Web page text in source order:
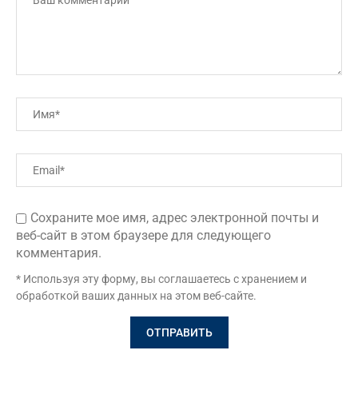
Сохраните мое имя, адрес электронной почты и
веб-сайт в этом браузере для следующего
комментария.
* Используя эту форму, вы соглашаетесь с хранением и
обработкой ваших данных на этом веб-сайте.